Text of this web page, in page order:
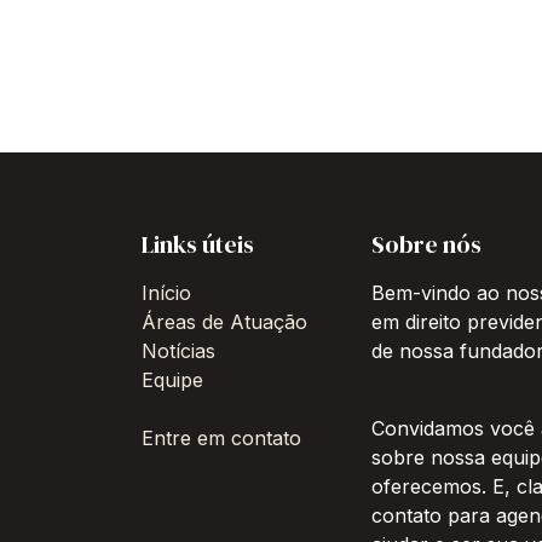
Links úteis
Início
Áreas de Atuação
Notícias
Equipe
Entre em contato
Sobre nós
Bem-vindo ao
em direito
de nossa
Convidamos
sobre nossa
oferecemos. E,
contato para